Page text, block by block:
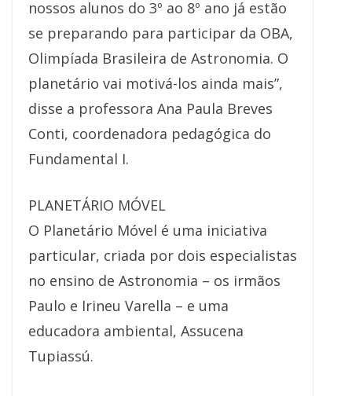
nossos alunos do 3º ao 8º ano já estão
se preparando para participar da OBA,
Olimpíada Brasileira de Astronomia. O
planetário vai motivá-los ainda mais”,
disse a professora Ana Paula Breves
Conti, coordenadora pedagógica do
Fundamental I.
PLANETÁRIO MÓVEL
O Planetário Móvel é uma iniciativa
particular, criada por dois especialistas
no ensino de Astronomia – os irmãos
Paulo e Irineu Varella – e uma
educadora ambiental, Assucena
Tupiassú.